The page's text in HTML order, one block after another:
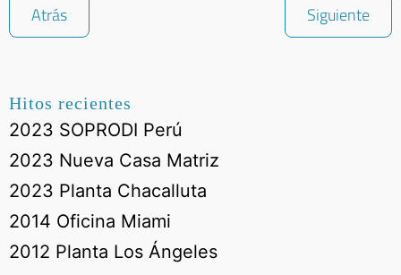
Atrás Siguiente
Hitos recientes
2023 SOPRODI Perú
2023 Nueva Casa Matriz
2023 Planta Chacalluta
2014 Oficina Miami
2012 Planta Los Ángeles